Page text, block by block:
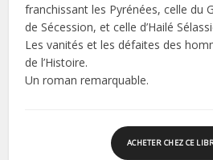
franchissant les Pyrénées, celle du
de Sécession, et celle d’Hailé
Les vanités et les défaites des
de l’Histoire.
Un roman remarquable.
ACHETER CHEZ CE